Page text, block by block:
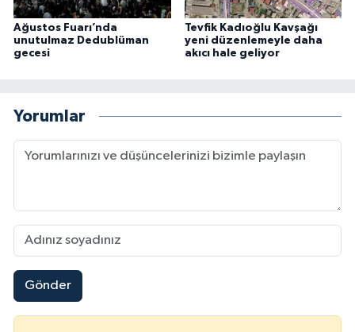
Ağustos Fuarı’nda
unutulmaz Dedublüman
gecesi
Tevfik Kadıoğlu Kavşağı
yeni düzenlemeyle daha
akıcı hale geliyor
Yorumlar
Gönder